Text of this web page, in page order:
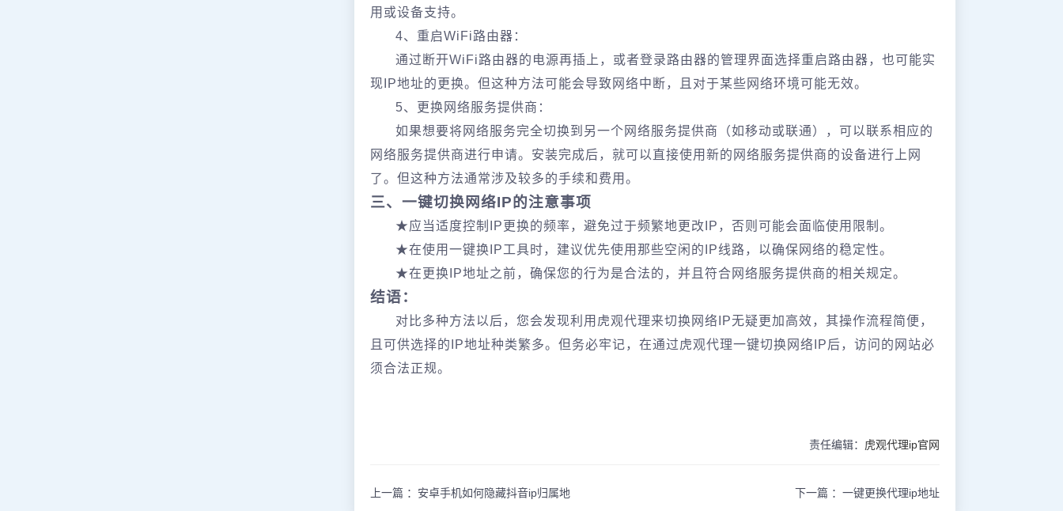
用或设备支持‌。
‌4、重启WiFi路由器‌：
通过断开WiFi路由器的电源再插上，或者登录路由器的管理界面选择重启路由器，也可能实
现IP地址的更换。但这种方法可能会导致网络中断，且对于某些网络环境可能无效‌。
5‌、更换网络服务提供商‌：
如果想要将网络服务完全切换到另一个网络服务提供商（如移动或联通），可以联系相应的
网络服务提供商进行申请。安装完成后，就可以直接使用新的网络服务提供商的设备进行上网
了。但这种方法通常涉及较多的手续和费用‌。
三、一键切换网络IP的注意事项
★应当适度控制IP更换的频率，避免过于频繁地更改IP，否则可能会面临使用限制。
★在使用一键换IP工具时，建议优先使用那些空闲的IP线路，以确保网络的稳定性。
★在更换IP地址之前，确保您的行为是合法的，并且符合网络服务提供商的相关规定。
结语：
对比多种方法以后，您会发现利用虎观代理来切换网络IP无疑更加高效，其操作流程简便，
且可供选择的IP地址种类繁多。但务必牢记，在通过虎观代理一键切换网络IP后，访问的网站必
须合法正规。
责任编辑： 虎观代理ip官网
上一篇 ： 安卓手机如何隐藏抖音ip归属地 下一篇 ： 一键更换代理ip地址